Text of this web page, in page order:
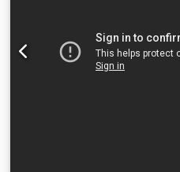
mm de longitud con 2 topes
seguridad Alimentación: 400
Revoluciones de la sierra: